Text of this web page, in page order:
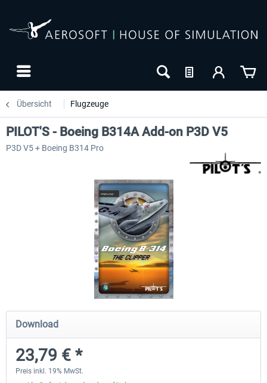
Übersicht Flugzeuge
A320 Family professional Bundle
79,95 € *
Aerosoft A320/A321
PILOT'S - Boeing B314A Add-on P3D V5
P3D V5 + Boeing B314 Pro
Download
23,79 € *
Preis inkl. 19% MwSt.